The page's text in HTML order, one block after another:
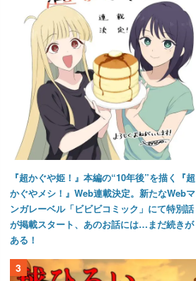
『超かぐや姫！』本編の“10年後”を描く『超
かぐやメシ！』Web連載決定。新たなWebマ
ンガレーベル「ビビビコミック」にて特別話
が掲載スタート、あのお話には…まだ続きが
ある！
3